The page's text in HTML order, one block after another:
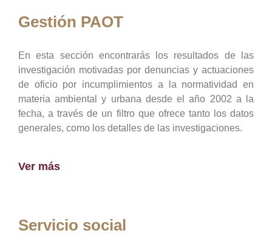
Gestión PAOT
En esta sección encontrarás los resultados de las
investigación motivadas por denuncias y actuaciones
de oficio por incumplimientos a la normatividad en
materia ambiental y urbana desde el año 2002 a la
fecha, a través de un filtro que ofrece tanto los datos
generales, como los detalles de las investigaciones.
Ver más
Servicio social